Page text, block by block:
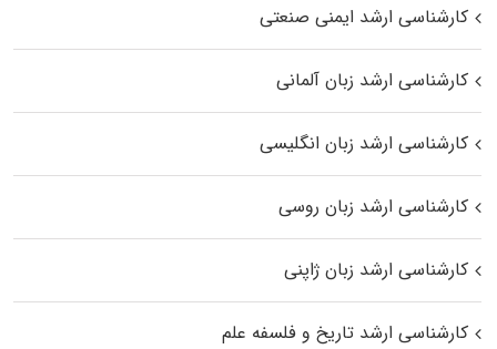
کارشناسی ارشد ایمنی صنعتی
کارشناسی ارشد زبان آلمانی
کارشناسی ارشد زبان انگلیسی
کارشناسی ارشد زبان روسی
کارشناسی ارشد زبان ژاپنی
کارشناسی ارشد تاریخ و فلسفه علم